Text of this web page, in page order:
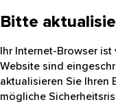
Bitte
Ihr Internet-Browser
Website sind
aktualisieren Sie Ihren
mögliche